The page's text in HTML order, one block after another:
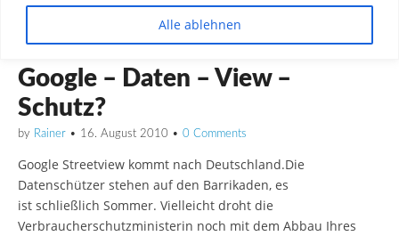
Alle ablehnen
Rainer in Krawickel
Dinge die mich interessieren diskutieren
Google – Daten – View –
Schutz?
by Rainer • 16. August 2010 • 0 Comments
Google Streetview kommt nach Deutschland.Die
Datenschützer stehen auf den Barrikaden, es
ist schließlich Sommer. Vielleicht droht die
Verbraucherschutzministerin noch mit dem Abbau Ihres